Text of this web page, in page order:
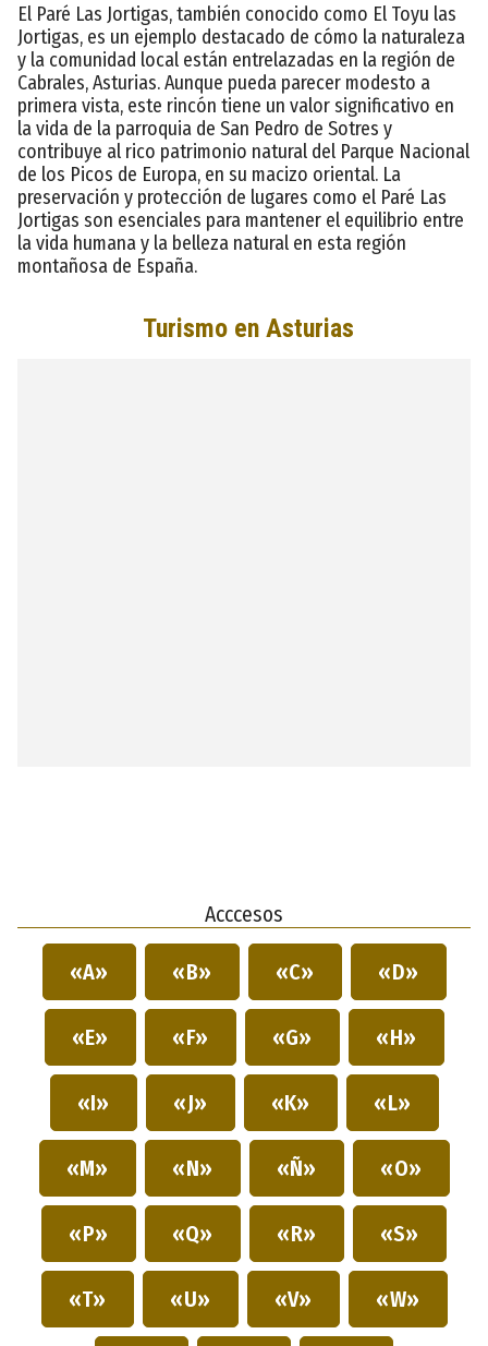
El Paré Las Jortigas, también conocido como El Toyu las
Jortigas, es un ejemplo destacado de cómo la naturaleza
y la comunidad local están entrelazadas en la región de
Cabrales, Asturias. Aunque pueda parecer modesto a
primera vista, este rincón tiene un valor significativo en
la vida de la parroquia de San Pedro de Sotres y
contribuye al rico patrimonio natural del Parque Nacional
de los Picos de Europa, en su macizo oriental. La
preservación y protección de lugares como el Paré Las
Jortigas son esenciales para mantener el equilibrio entre
la vida humana y la belleza natural en esta región
montañosa de España.
Acccesos
«A» «B» «C» «D»
«E» «F» «G» «H»
«I» «J» «K» «L»
«M» «N» «Ñ» «O»
«P» «Q» «R» «S»
«T» «U» «V» «W»